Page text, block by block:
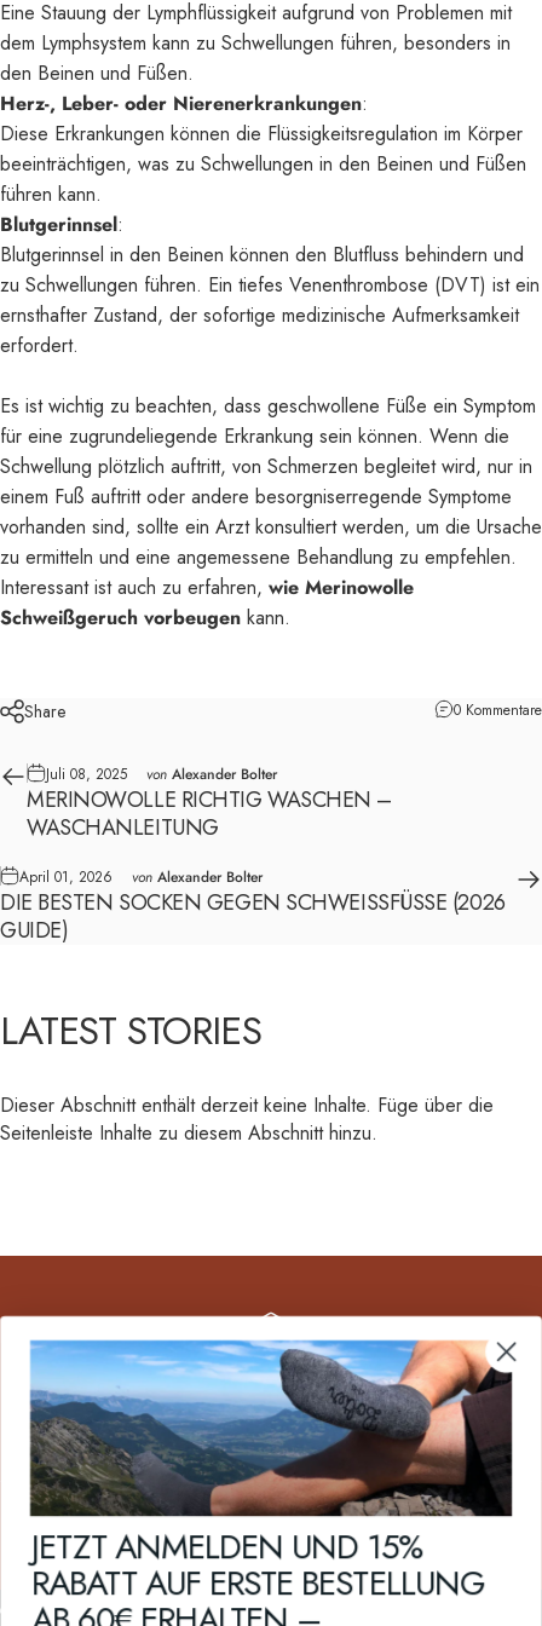
Eine Stauung der Lymphflüssigkeit aufgrund von Problemen mit
dem Lymphsystem kann zu Schwellungen führen, besonders in
den Beinen und Füßen.
Herz-, Leber- oder Nierenerkrankungen:
Diese Erkrankungen können die Flüssigkeitsregulation im Körper
beeinträchtigen, was zu Schwellungen in den Beinen und Füßen
führen kann.
Blutgerinnsel:
Blutgerinnsel in den Beinen können den Blutfluss behindern und
zu Schwellungen führen. Ein tiefes Venenthrombose (DVT) ist ein
ernsthafter Zustand, der sofortige medizinische Aufmerksamkeit
erfordert.
Es ist wichtig zu beachten, dass geschwollene Füße ein Symptom
für eine zugrundeliegende Erkrankung sein können. Wenn die
Schwellung plötzlich auftritt, von Schmerzen begleitet wird, nur in
einem Fuß auftritt oder andere besorgniserregende Symptome
vorhanden sind, sollte ein Arzt konsultiert werden, um die Ursache
zu ermitteln und eine angemessene Behandlung zu empfehlen.
Interessant ist auch zu erfahren, wie Merinowolle
Schweißgeruch vorbeugen kann.
Share 0 Kommentare
Juli 08, 2025 von Alexander Bolter
MERINOWOLLE RICHTIG WASCHEN –
WASCHANLEITUNG
April 01, 2026 von Alexander Bolter
DIE BESTEN SOCKEN GEGEN SCHWEISSFÜSSE (2026 GU
IDE)
LATEST STORIES
Dieser Abschnitt enthält derzeit keine Inhalte. Füge über die
Seitenleiste Inhalte zu diesem Abschnitt hinzu.
KOSTENLOSER VERSAND
Bei Lieferungen nach Öster­reich & Deutsch­land ab € 49,- Bestell­wert. Für Eu­
ropa & Schweiz ab € 70,- Bestellwert versand­kosten­frei.
Bolter Sockenmanufaktur
JETZT ANMELDEN UND 15%
RABATT AUF ERSTE BESTELLUNG